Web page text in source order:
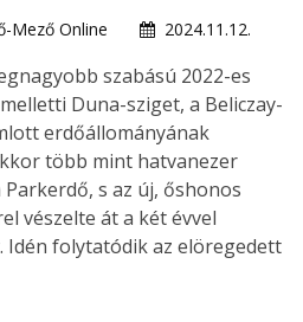
Mező Online
2024.11.12.
szabású 2022-es
Duna-sziget, a Beliczay-
erdőállományának
több mint hatvanezer
s az új, őshonos
vészelte át a két évvel
Idén folytatódik az elöregedett